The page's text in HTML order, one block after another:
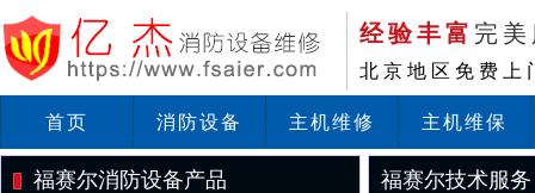
经验丰富 完
北京地区免费上
首页 消防设备 主机维修 主机维保
福赛尔消防设备产品 福赛尔技术服务